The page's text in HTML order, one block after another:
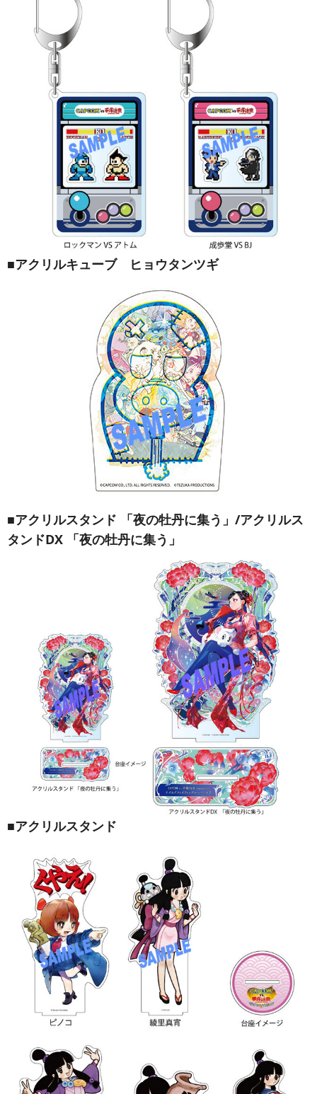
■アクリルキューブ ヒョウタンツギ
■アクリルスタンド 「夜の牡丹に集う 」/アクリルス
タンドDX 「夜の牡丹に集う」
■アクリルスタンド